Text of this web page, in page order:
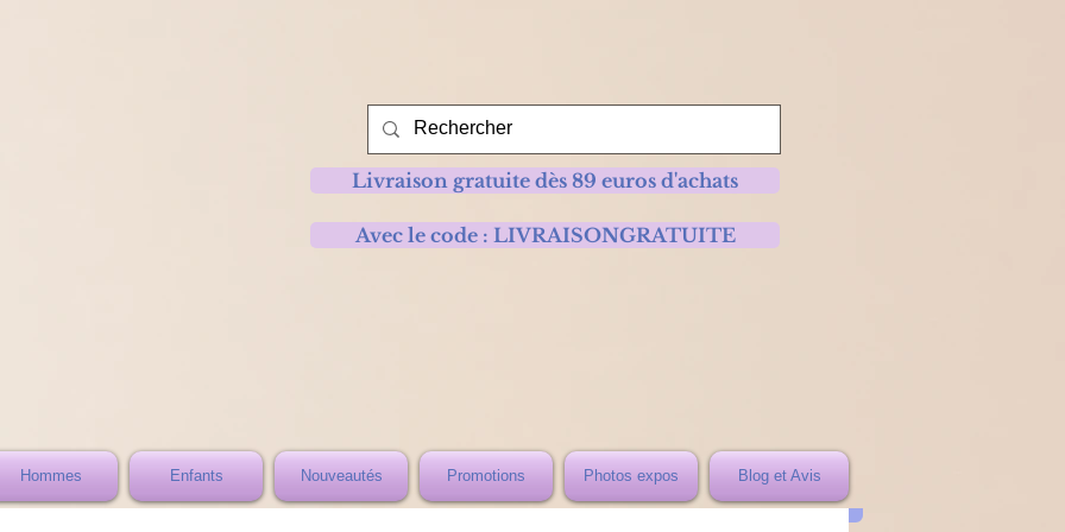
Livraison gratuite dès 89 euros d'achats
Avec le code : LIVRAISONGRATUITE
Hommes Enfants Nouveautés Promotions Photos expos Blog et Avis